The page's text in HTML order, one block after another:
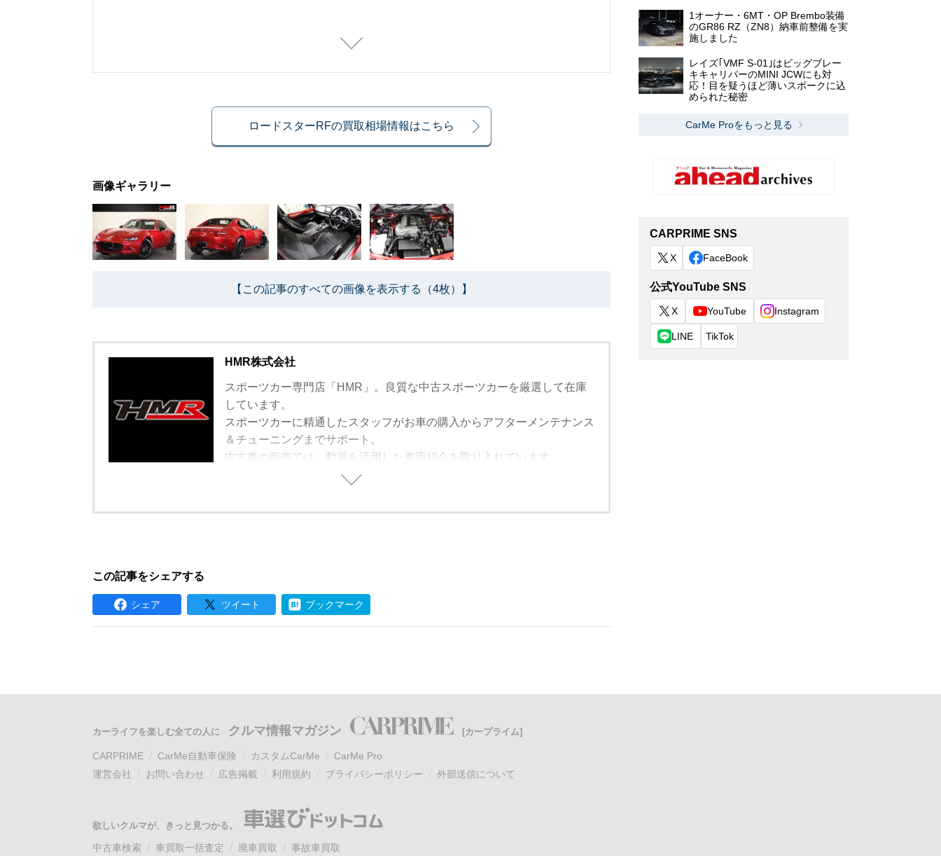
ロードスターRFの買取相場情報はこちら
画像ギャラリー
【この記事のすべての画像を表示する（4枚）】
HMR株式会社
スポーツカー専門店「HMR」。良質な中古スポーツカーを厳選して在庫
しています。
スポーツカーに精通したスタッフがお車の購入からアフターメンテナンス
＆チューニングまでサポート。
中古車の販売では、動画を活用した車両紹介を取り入れています。
遠方で車を観に来れない方でも安心して購入できるように細部まで紹介し
この記事をシェアする
シェア ツイート ブックマーク
1オーナー・6MT・OP Brembo装備
のGR86 RZ（ZN8）納車前整備を実
施しました
レイズ｢VMF S-01｣はビッグブレー
キキャリパーのMINI JCWにも対
応！目を疑うほど薄いスポークに込
められた秘密
CarMe Proをもっと見る
CARPRIME SNS
X FaceBook
公式YouTube SNS
X YouTube Instagram
LINE TikTok
カーライフを楽しむ全ての人に クルマ情報マガジン [カープライム]
CARPRIME CarMe自動車保険 カスタムCarMe
CarMe Pro
運営会社
お問い合わせ 広告掲載 利用規約 プライバシーポリシー 外部送信について
欲しいクルマが、きっと見つかる。
中古車検索 車買取一括査定 廃車買取 事故車買取